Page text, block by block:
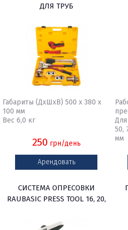
ДЛЯ ТРУБ
Габариты (ДхШхВ) 500 х 380 х
100 мм
Вес 6,0 кг
250 грн/день
Арендовать
Для
50,
мм
СИСТЕМА ОПРЕСОВКИ
RAUBASIC PRESS TOOL 16, 20,